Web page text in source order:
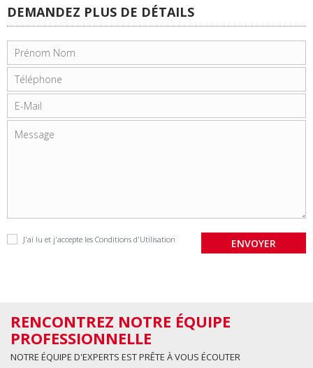
DEMANDEZ PLUS DE DÉTAILS
J'ai lu et j'accepte les Conditions d'Utilisation
RENCONTREZ NOTRE ÉQUIPE
PROFESSIONNELLE
NOTRE ÉQUIPE D'EXPERTS EST PRÊTE À VOUS ÉCOUTER